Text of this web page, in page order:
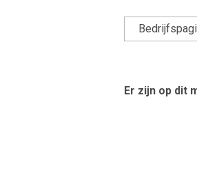
Er zijn op dit